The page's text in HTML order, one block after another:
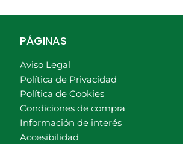
PÁGINAS
Aviso Legal
Política de Privacidad
Política de Cookies
Condiciones de compra
Información de interés
Accesibilidad